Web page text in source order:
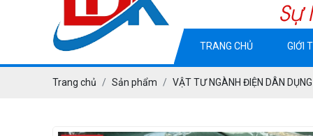
TRANG CHỦ GIỚI
Trang chủ Sản phẩm VẬT TƯ NGÀNH ĐIỆN DÂN DỤNG